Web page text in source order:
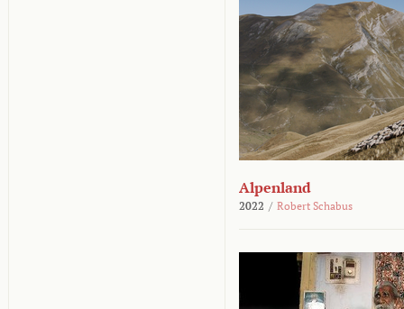
Alpenland
2022 / Robert Schabus